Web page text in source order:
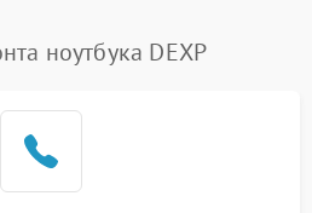
ноутбука DEXP